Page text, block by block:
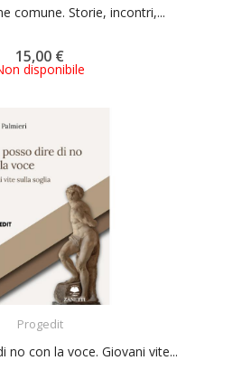
comune. Storie, incontri,...
15,00 €
disponibile
Progedit
no con la voce. Giovani vite...